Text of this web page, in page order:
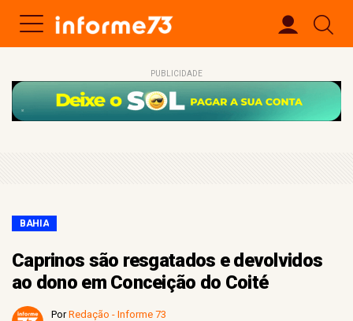
PUBLICIDADE
BAHIA
Caprinos são resgatados e devolvidos
ao dono em Conceição do Coité
PorRedação - Informe 73